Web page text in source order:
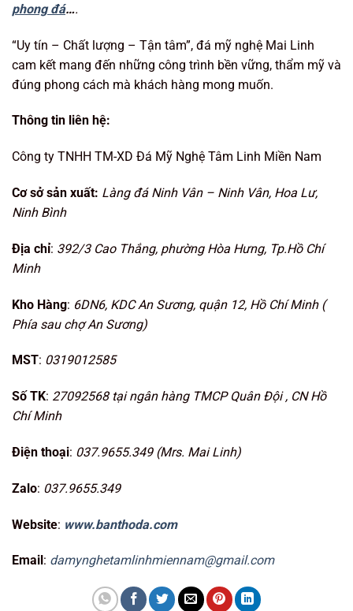
phong đá….
“Uy tín – Chất lượng – Tận tâm”, đá mỹ nghệ Mai Linh
cam kết mang đến những công trình bền vững, thẩm mỹ và
đúng phong cách mà khách hàng mong muốn.
Thông tin liên hệ:
Công ty TNHH TM-XD Đá Mỹ Nghệ Tâm Linh Miền Nam
Cơ sở sản xuất: Làng đá Ninh Vân – Ninh Vân, Hoa Lư,
Ninh Bình
Địa chỉ: 392/3 Cao Thắng, phường Hòa Hưng, Tp.Hồ Chí
Minh
Kho Hàng: 6DN6, KDC An Sương, quận 12, Hồ Chí Minh (
Phía sau chợ An Sương)
MST: 0319012585
Số TK: 27092568 tại ngân hàng TMCP Quân Đội , CN Hồ
Chí Minh
Điện thoại: 037.9655.349 (Mrs. Mai Linh)
Zalo: 037.9655.349
Website: www.banthoda.com
Email : damynghetamlinhmiennam@gmail.com